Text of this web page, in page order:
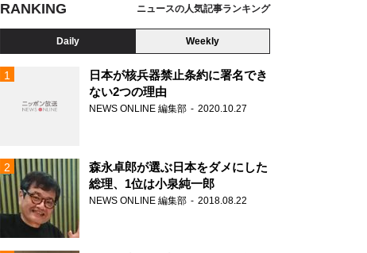
RANKING ニュースの人気記事ランキング
Daily Weekly
日本が核兵器禁止条約に署名でき
ない2つの理由
NEWS ONLINE 編集部 2020.10.27
森永卓郎が選ぶ日本をダメにした
総理、1位は小泉純一郎
NEWS ONLINE 編集部 2018.08.22